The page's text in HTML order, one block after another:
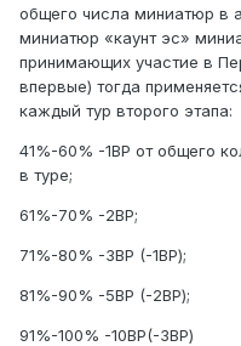
общего числа миниатюр в
миниатюр «каунт эс»
принимающих участие в
впервые) тогда
каждый тур второго этапа:
41%-60% -1ВР от общего
в туре;
61%-70% -2ВР;
71%-80% -3ВР (-1ВР);
81%-90% -5ВР (-2ВР);
91%-100% -10ВР(-3ВР)